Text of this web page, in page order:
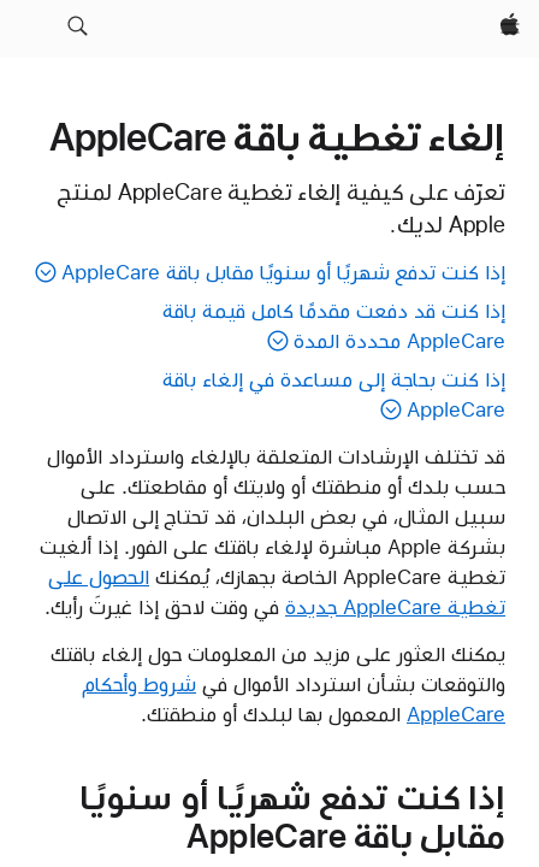
Apple‏
إلغاء تغطية باقة AppleCare
تعرّف على كيفية إلغاء تغطية AppleCare لمنتج
Apple لديك.
إذا كنت تدفع شهريًا أو سنويًا مقابل باقة AppleCare
إذا كنت قد دفعت مقدمًا كامل قيمة باقة
AppleCare محددة المدة
إذا كنت بحاجة إلى مساعدة في إلغاء باقة
AppleCare
قد تختلف الإرشادات المتعلقة بالإلغاء واسترداد الأموال
حسب بلدك أو منطقتك أو ولايتك أو مقاطعتك. على
سبيل المثال، في بعض البلدان، قد تحتاج إلى الاتصال
بشركة Apple مباشرة لإلغاء باقتك على الفور. إذا ألغيت
تغطية AppleCare الخاصة بجهازك، يُمكنك
الحصول على
تغطية AppleCare جديدة
في وقت لاحق إذا غيرتَ رأيك.
يمكنك العثور على مزيد من المعلومات حول إلغاء باقتك
والتوقعات بشأن استرداد الأموال في شروط وأحكام
AppleCare المعمول بها لبلدك أو منطقتك.
إذا كنت تدفع شهريًا أو سنويًا
مقابل باقة AppleCare